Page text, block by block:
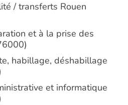
/ transferts Rouen
et à la prise des
habillage, déshabillage
et informatique